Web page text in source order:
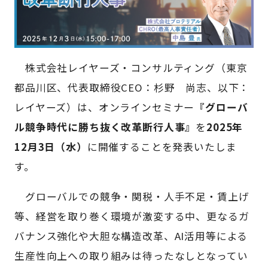
株式会社レイヤーズ・コンサルティング（東京
都品川区、代表取締役CEO：杉野 尚志、以下：
レイヤーズ）は、オンラインセミナー 『グローバ
ル競争時代に勝ち抜く改革断行人事』 を2025年
12月3日（水） に開催することを発表いたしま
す。
グローバルでの競争・関税・人手不足・賃上げ
等、経営を取り巻く環境が激変する中、更なるガ
バナンス強化や大胆な構造改革、AI活用等による
生産性向上への取り組みは待ったなしとなってい